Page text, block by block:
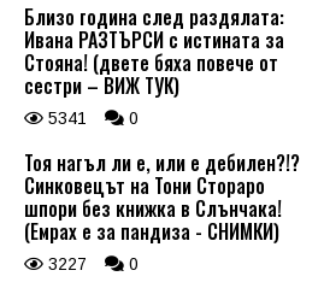
Близо година след раздялата:
Ивана РАЗТЪРСИ с истината за
Стояна! (двете бяха повече от
сестри – ВИЖ ТУК)
5341 0
Тоя нагъл ли е, или е дебилен?!?
Синковецът на Тони Стораро
шпори без книжка в Слънчака!
(Емрах е за пандиза - СНИМКИ)
3227 0